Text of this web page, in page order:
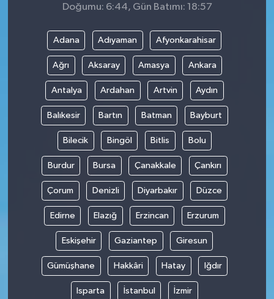
Doğumu: 6:44, Gün Batımı: 18:57
Adana Adıyaman Afyonkarahisar
Ağrı Aksaray Amasya Ankara
Antalya Ardahan Artvin Aydın
Balıkesir Bartın Batman Bayburt
Bilecik Bingöl Bitlis Bolu
Burdur Bursa Çanakkale Çankırı
Çorum Denizli Diyarbakır Düzce
Edirne Elazığ Erzincan Erzurum
Eskişehir Gaziantep Giresun
Gümüşhane Hakkâri Hatay Iğdır
Isparta İstanbul İzmir